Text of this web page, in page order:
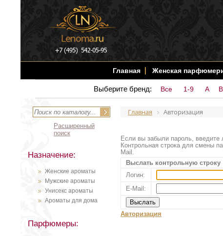
Главная Женская
Выберите бренд: Все 1-9 A B
Расширенный
поиск
Назначение:
Женские ароматы
Мужские ароматы
Унисекс ароматы
Ароматы для дома
Парфюмеры:
Главная Авторизация
Если вы забыли пароль, введите
Контрольная строка для смены
Mail.
Выслать контрольную строку
Логин:
E-Mail:
Авторизация